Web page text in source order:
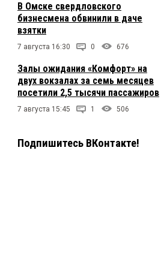
В Омске свердловского
бизнесмена обвинили в даче
взятки
7 августа 16:30 0 676
Залы ожидания «Комфорт» на
двух вокзалах за семь месяцев
посетили 2,5 тысячи пассажиров
7 августа 15:45 1 506
Подпишитесь ВКонтакте!